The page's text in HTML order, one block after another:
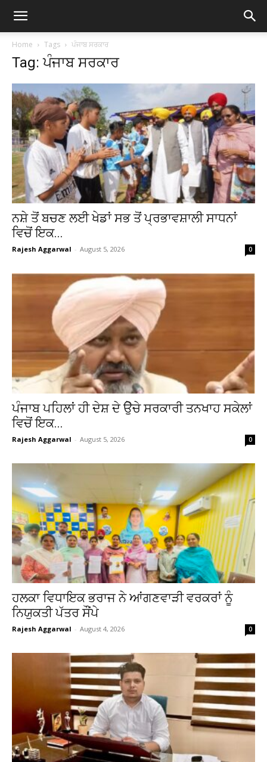
Home Tags ਪੰਜਾਬ ਸਰਕਾਰ
Tag: ਪੰਜਾਬ ਸਰਕਾਰ
ਨਸ਼ੇ ਤੋਂ ਬਚਣ ਲਈ ਖੇਡਾਂ ਸਭ ਤੋਂ ਪ੍ਰਭਾਵਸ਼ਾਲੀ ਸਾਧਨਾਂ
ਵਿਚੋਂ ਇਕ...
Rajesh Aggarwal - August 5, 2026 0
ਪੰਜਾਬ ਪਹਿਲਾਂ ਹੀ ਦੇਸ਼ ਦੇ ਉੇਚੇ ਸਰਕਾਰੀ ਤਨਖਾਹ ਸਕੇਲਾਂ
ਵਿਚੋਂ ਇਕ...
Rajesh Aggarwal - August 5, 2026 0
ਹਲਕਾ ਵਿਧਾਇਕ ਭਰਾਜ ਨੇ ਆਂਗਣਵਾੜੀ ਵਰਕਰਾਂ ਨੂੰ
ਨਿਯੁਕਤੀ ਪੱਤਰ ਸੌਂਪੇ
Rajesh Aggarwal - August 4, 2026 0